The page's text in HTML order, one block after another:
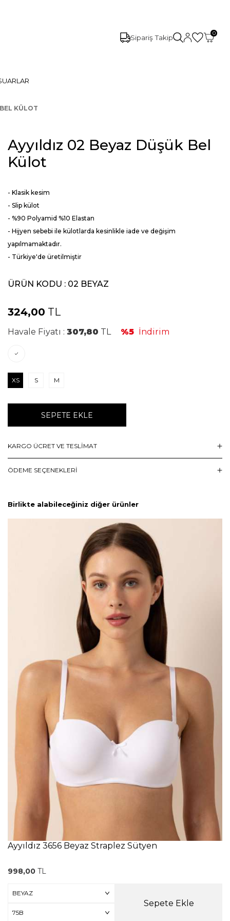
Sipariş Takip
0
KÜLOT
Ayyıldız 02 Beyaz Düşük Bel
Külot
- Klasik kesim
- Slip külot
- %90 Polyamid %10 Elastan
- Hijyen sebebi ile külotlarda kesinlikle iade ve değişim
yapılmamaktadır.
- Türkiye'de üretilmiştir
ÜRÜN KODU : 02 BEYAZ
324,00 TL
Havale Fiyatı : 307,80 TL %5 İndirim
XS S M
SEPETE EKLE
KARGO ÜCRET VE TESLİMAT
ÖDEME SEÇENEKLERI
Birlikte alabileceğiniz diğer ürünler
Ayyıldız 3656 Beyaz Straplez Sütyen
998,00 TL
Sepete Ekle